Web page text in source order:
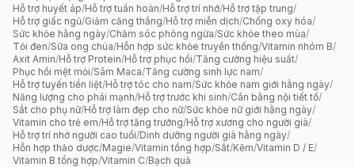
Hỗ trợ huyết áp/Hỗ trợ tuần hoàn/Hỗ trợ trí nhớ/Hỗ trợ tập trung/
Hỗ trợ giấc ngủ/Giảm căng thẳng/Hỗ trợ miễn dịch/Chống oxy hóa/
Sức khỏe hằng ngày/Chăm sóc phòng ngừa/Sức khỏe theo mùa/
Tỏi đen/Sữa ong chúa/Hỗn hợp sức khỏe truyền thống/Vitamin nhóm B/
Axit Amin/Hỗ trợ Protein/Hỗ trợ phục hồi/Tăng cường hiệu suất/
Phục hồi mệt mỏi/Sâm Maca/Tăng cường sinh lực nam/
Hỗ trợ tuyến tiền liệt/Hỗ trợ tóc cho nam/Sức khỏe nam giới hằng ngày/
Năng lượng cho phái mạnh/Hỗ trợ trước khi sinh/Cân bằng nội tiết tố/
Sắt cho phụ nữ/Hỗ trợ làm đẹp cho nữ/Sức khỏe nữ giới hằng ngày/
Vitamin cho trẻ em/Hỗ trợ tăng trưởng/Hỗ trợ xương cho người già/
Hỗ trợ trí nhớ người cao tuổi/Dinh dưỡng người già hằng ngày/
Hỗn hợp thảo dược/Magie/Vitamin tổng hợp/Sắt/Kẽm/Vitamin D / E/
Vitamin B tổng hợp/Vitamin C/Bạch quả